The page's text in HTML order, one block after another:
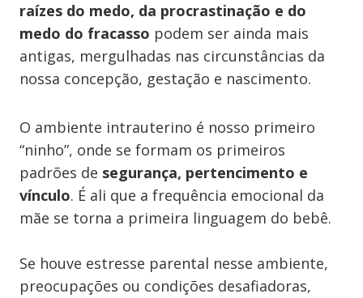
raízes do medo, da procrastinação e do
medo do fracasso podem ser ainda mais
antigas, mergulhadas nas circunstâncias da
nossa concepção, gestação e nascimento.
O ambiente intrauterino é nosso primeiro
“ninho”, onde se formam os primeiros
padrões de segurança, pertencimento e
vínculo. É ali que a frequência emocional da
mãe se torna a primeira linguagem do bebê.
Se houve estresse parental nesse ambiente,
preocupações ou condições desafiadoras,